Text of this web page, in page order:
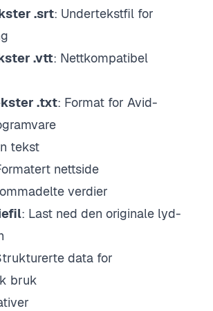
.srt: Undertekstfil for
.vtt: Nettkompatibel
.txt: Format for Avid-
tekst
nettside
verdier
: Last ned den originale lyd-
data for
bruk